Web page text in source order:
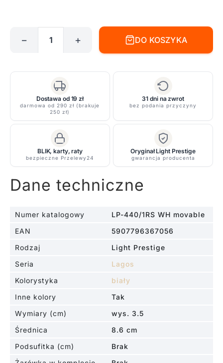
oczko
podtynkowe
białe
do
na
korytarz
− + DO KOSZYKA
Dostawa od 19 zł
darmowa od 290 zł (brakuje
250 zł)
31 dni na zwrot
bez podania przyczyny
BLIK, karty, raty
bezpieczne Przelewy24
Oryginał Light Prestige
gwarancja producenta
Dane techniczne
Numer katalogowy
LP-440/1RS WH movable
EAN
5907796367056
Rodzaj
Light Prestige
Seria
Lagos
Kolorystyka
biały
Inne kolory
Tak
Wymiary (cm)
wys. 3.5
Średnica
8.6 cm
Podsufitka (cm)
Brak